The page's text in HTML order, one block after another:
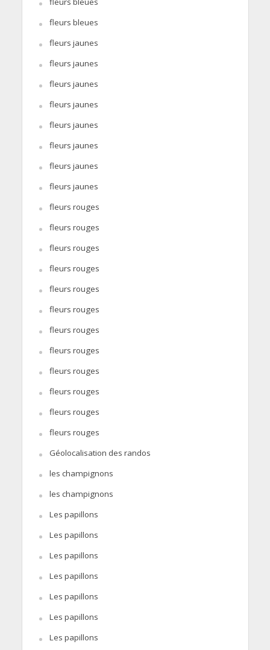
fleurs bleues
fleurs jaunes
fleurs jaunes
fleurs jaunes
fleurs jaunes
fleurs jaunes
fleurs jaunes
fleurs jaunes
fleurs jaunes
fleurs rouges
fleurs rouges
fleurs rouges
fleurs rouges
fleurs rouges
fleurs rouges
fleurs rouges
fleurs rouges
fleurs rouges
fleurs rouges
fleurs rouges
fleurs rouges
Géolocalisation des randos
les champignons
les champignons
Les papillons
Les papillons
Les papillons
Les papillons
Les papillons
Les papillons
Les papillons